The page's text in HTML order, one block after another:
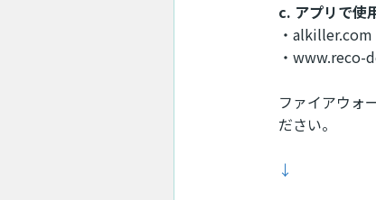
c. アプリで使
・
・www.reco-
ファイアウォ
ださい。
↓